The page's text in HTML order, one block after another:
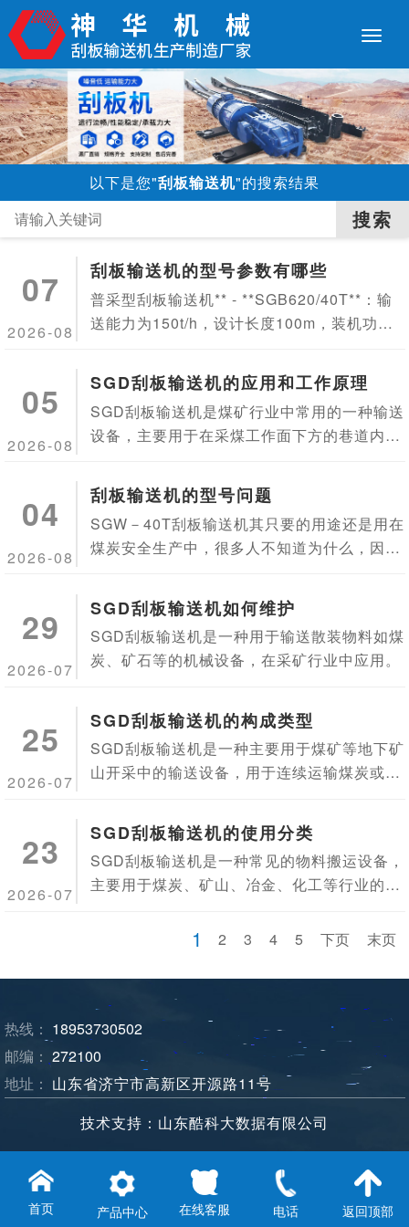
以下是您"刮板输送机"的搜索结果
07
2026-08
刮板输送机的型号参数有哪些
普采型刮板输送机** - **SGB620/40T**：输
送能力为150t/h，设计长度100m，装机功率4
链条规格为φ18×64，中部槽规格为1500...
05
2026-08
SGD刮板输送机的应用和工作原理
SGD刮板输送机是煤矿行业中常用的一种输送
设备，主要用于在采煤工作面下方的巷道内输
04
2026-08
刮板输送机的型号问题
SGW－40T刮板输送机其只要的用途还是用在
煤炭安全生产中，很多人不知道为什么，因为
输送机具有运转平稳的特点，在工作面运煤，
顺槽、石门运煤中被普遍采用。
29
2026-07
SGD刮板输送机如何维护
SGD刮板输送机是一种用于输送散装物料如煤
炭、矿石等的机械设备，在采矿行业中应用。
25
2026-07
SGD刮板输送机的构成类型
SGD刮板输送机是一种主要用于煤矿等地下矿
山开采中的输送设备，用于连续运输煤炭或矿
从而实现物料的输送。这种输送机具有结构简
单、运行可靠、安装维护方便等特点，应用...
23
2026-07
SGD刮板输送机的使用分类
SGD刮板输送机是一种常见的物料搬运设备，
主要用于煤炭、矿山、冶金、化工等行业的散
动固定在链条上的刮板，在封闭的槽体中移
1 2 3 4 5 下页 末页
热线： 18953730502
邮编： 272100
地址： 山东省济宁市高新区开源路11号
技术支持：山东酷科大数据有限公司
rights reserved.
首页 产品中心 在线客服 电话 返回顶部